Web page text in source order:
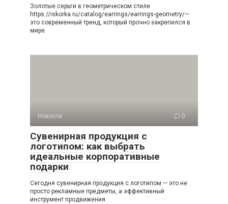
Золотые серьги в геометрическом стиле
https://iskorka.ru/catalog/earrings/earrings-geometry/—
это современный тренд, который прочно закрепился в
мире
Новости 0
Сувенирная продукция с
логотипом: как выбрать
идеальные корпоративные
подарки
Сегодня сувенирная продукция с логотипом — это не
просто рекламные предметы, а эффективный
инструмент продвижения